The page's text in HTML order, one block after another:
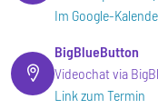
Im Google-
BigBlueButton
Videochat via
Link zum Termin